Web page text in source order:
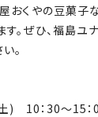
その他
おくやの豆菓子
。ぜひ、福島ユ
。
) 10：30～15：